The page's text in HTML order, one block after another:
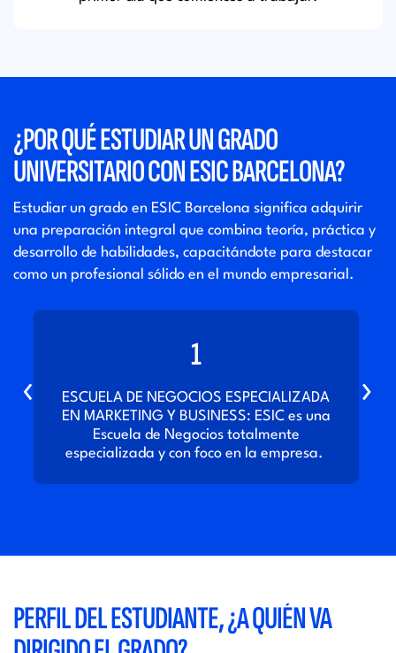
¿POR QUÉ ESTUDIAR UN GRADO
UNIVERSITARIO CON ESIC BARCELONA?
Estudiar un grado en ESIC Barcelona significa adquirir
una preparación integral que combina teoría, práctica y
desarrollo de habilidades, capacitándote para destacar
como un profesional sólido en el mundo empresarial.
1
ESCUELA DE NEGOCIOS ESPECIALIZADA
EN MARKETING Y BUSINESS: ESIC es una
Escuela de Negocios totalmente
especializada y con foco en la empresa.
‹ ›
PERFIL DEL ESTUDIANTE, ¿A QUIÉN VA